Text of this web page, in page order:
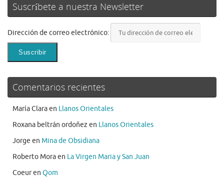
Suscríbete a nuestra Newsletter
Dirección de correo electrónico:
Comentarios recientes
María Claraen Llanos Orientales
Roxana beltrán ordoñez en Llanos Orientales
Jorge en Mina de Obsidiana
Roberto Moraen La Virgen Maria y San Juan
Coeuren Qom